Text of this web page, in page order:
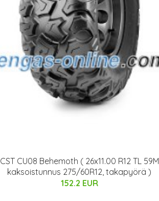
CST CU08 Behemoth ( 26x11.00 R12 TL 59M
kaksoistunnus 275/60R12, takapyörä )
152.2 EUR